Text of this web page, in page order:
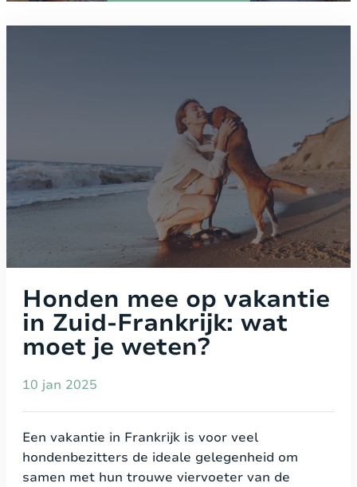
Honden mee op vakantie
in Zuid-Frankrijk: wat
moet je weten?
10 jan 2025
Een vakantie in Frankrijk is voor veel
hondenbezitters de ideale gelegenheid om
samen met hun trouwe viervoeter van de